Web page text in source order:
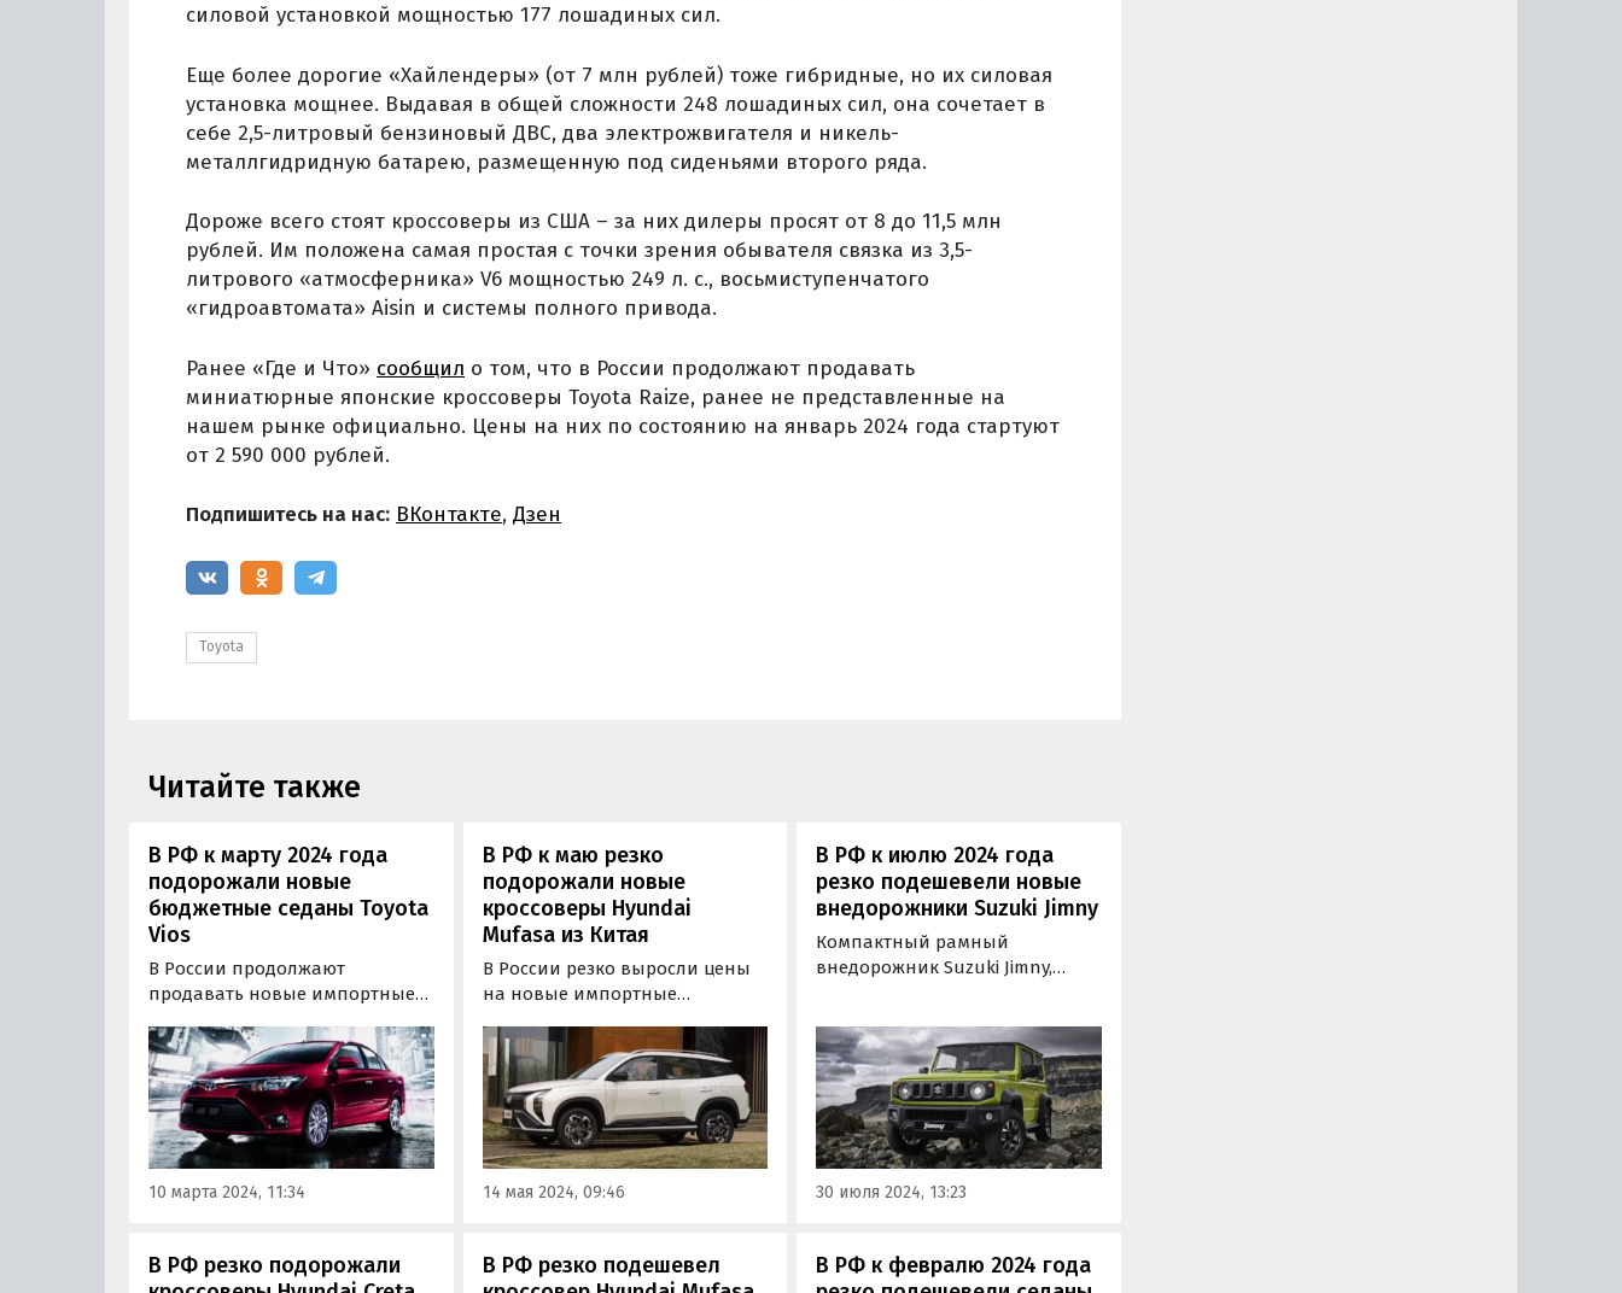
силовой установкой мощностью 177 лошадиных сил.
Еще более дорогие «Хайлендеры» (от 7 млн рублей) тоже гибридные, но их силовая
установка мощнее. Выдавая в общей сложности 248 лошадиных сил, она сочетает в
себе 2,5-литровый бензиновый ДВС, два электрожвигателя и никель-
металлгидридную батарею, размещенную под сиденьями второго ряда.
Дороже всего стоят кроссоверы из США – за них дилеры просят от 8 до 11,5 млн
рублей. Им положена самая простая с точки зрения обывателя связка из 3,5-
литрового «атмосферника» V6 мощностью 249 л. с., восьмиступенчатого
«гидроавтомата» Aisin и системы полного привода.
Ранее «Где и Что» сообщил о том, что в России продолжают продавать
миниатюрные японские кроссоверы Toyota Raize, ранее не представленные на
нашем рынке официально. Цены на них по состоянию на январь 2024 года стартуют
от 2 590 000 рублей.
Подпишитесь на нас: ВКонтакте, Дзен
Toyota
Читайте также
В РФ к марту 2024 года
подорожали новые
бюджетные седаны Toyota
Vios
В России продолжают
продавать новые импортные
можно рассматривать как
альтернативу LADA Vesta и
Hyundai Solaris. Цены на них с
февраля подросли: если тогда
они начинались от 1 799 000
рублей, то сейчас
минимальный ценник…
10 марта 2024, 11:34
В РФ к маю резко
подорожали новые
кроссоверы Hyundai
Mufasa из Китая
В России резко выросли цены
на новые импортные
которые в качестве замены
«Креты» и «Туссана» возят к
нам с китайского рынка.
14 мая 2024, 09:46
В РФ к июлю 2024 года
резко подешевели новые
внедорожники Suzuki Jimny
Компактный рамный
внедорожник Suzuki Jimny,
схемам, стал намного
доступнее. Если в апреле цены
на него на одном из сайтов
объявлений начинались от 4
190 000 рублей, то сейчас, к
концу июля, они…
30 июля 2024, 13:23
В РФ резко подорожали
В РФ резко подешевел
В РФ к февралю 2024 года